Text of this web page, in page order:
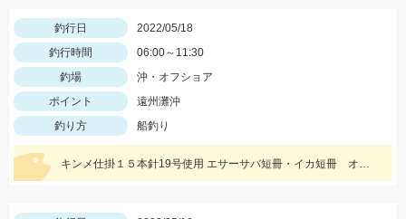
釣行日
2022/05/18
釣行時間
06:00～11:30
釣場
沖・オフショア
ポイント
遠州灘沖
釣り方
船釣り
キンメ仕掛１５本針19号使用 エサーサバ短冊・イカ短冊 オモリー２ｋｇ使用